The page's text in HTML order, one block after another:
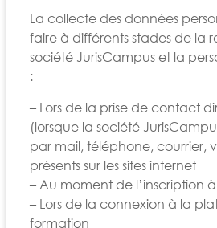
La collecte des données
faire à différents stades de la
société JurisCampus et la
:
– Lors de la prise de contact
(lorsque la société
par mail, téléphone, courrier,
présents sur les sites internet
– Au moment de l’inscription
– Lors de la connexion à la
formation